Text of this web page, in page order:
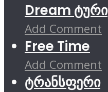
Dream ტური
Add Comment
Free Time
Add Comment
ტრანსფერი